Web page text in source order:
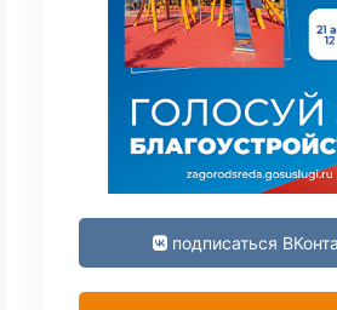
подписаться